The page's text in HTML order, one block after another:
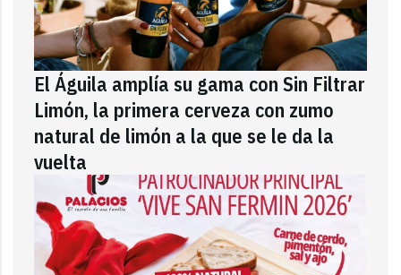
El Águila amplía su gama con Sin Filtrar
Limón, la primera cerveza con zumo
natural de limón a la que se le da la
vuelta